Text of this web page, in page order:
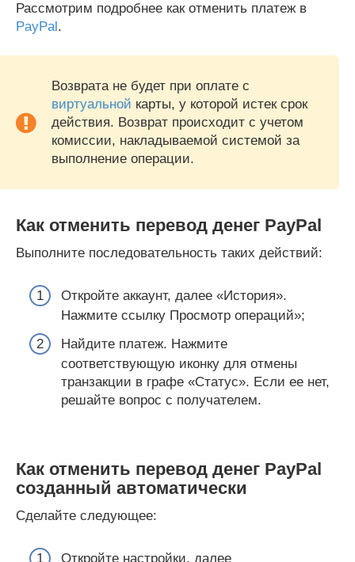
Рассмотрим подробнее как отменить платеж в
PayPal .
Возврата не будет при оплате с
виртуальной карты, у которой истек срок
действия. Возврат происходит с учетом
комиссии, накладываемой системой за
выполнение операции.
Как отменить перевод денег PayPal
Выполните последовательность таких действий:
Откройте аккаунт, далее «История».
Нажмите ссылку Просмотр операций»;
Найдите платеж. Нажмите
соответствующую иконку для отмены
транзакции в графе «Статус». Если ее нет,
решайте вопрос с получателем.
Как отменить перевод денег PayPal
созданный автоматически
Сделайте следующее:
Откройте настройки, далее